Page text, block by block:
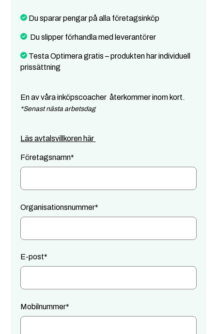
Du sparar pengar på alla företagsinköp
Du slipper förhandla med leverantörer
Testa Optimera gratis – produkten har individuell
prissättning
En av våra inköpscoacher återkommer inom kort.
*Senast nästa arbetsdag
Läs avtalsvillkoren här
Företagsnamn*
Organisationsnummer*
E-post*
Mobilnummer*